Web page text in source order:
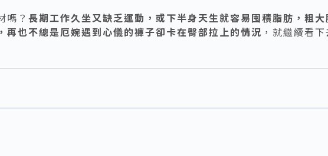
嗎？ 長期工作久坐又缺乏運動，或下半身天生就容易囤積脂肪，粗
也不總是厄婉遇到心儀的褲子卻卡在臀部拉上的情況 ，就繼續看